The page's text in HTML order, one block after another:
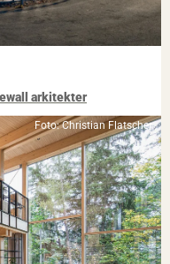
arkitekter
Foto: Christian Flatscher